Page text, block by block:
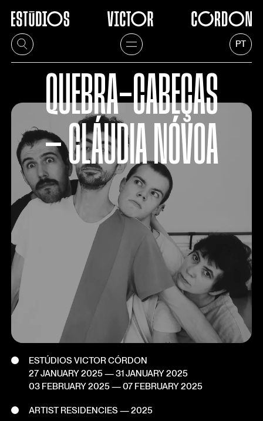
PT
QUEBRA-CABEÇAS
— CLÁUDIA NÓVOA
ESTÚDIOS VICTOR CÓRDON
27 JANUARY 2025— 31 JANUARY 2025
03 FEBRUARY 2025— 07 FEBRUARY 2025
ARTIST RESIDENCIES — 2025